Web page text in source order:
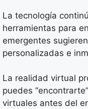
La tecnología
herramientas para
emergentes
personalizadas e
La realidad virtual
puedes
virtuales antes del